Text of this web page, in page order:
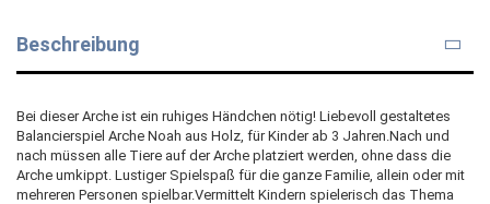
Beschreibung
Bei dieser Arche ist ein ruhiges Händchen nötig! Liebevoll gestaltetes
Balancierspiel Arche Noah aus Holz, für Kinder ab 3 Jahren.Nach und
nach müssen alle Tiere auf der Arche platziert werden, ohne dass die
Arche umkippt. Lustiger Spielspaß für die ganze Familie, allein oder mit
mehreren Personen spielbar.Vermittelt Kindern spielerisch das Thema